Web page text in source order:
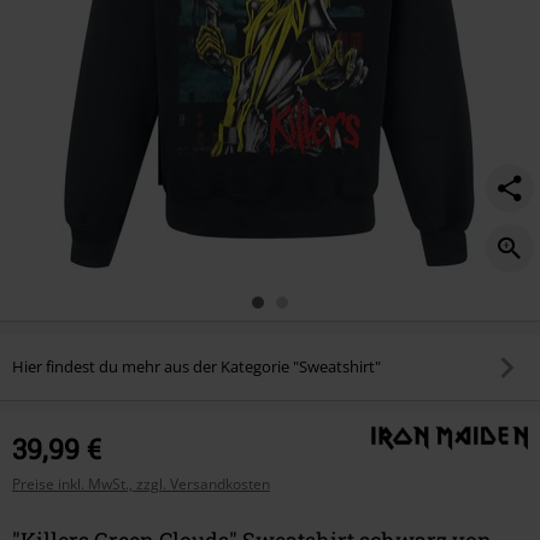
Hier findest du mehr aus der Kategorie "Sweatshirt"
39,99 €
Preise inkl. MwSt., zzgl. Versandkosten